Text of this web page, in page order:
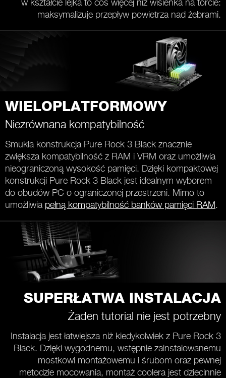
maksymalizuje przepływ powietrza nad żebrami.
WIELOPLATFORMOWY
Niezrównana kompatybilność
Smukła konstrukcja Pure Rock 3 Black znacznie
zwiększa kompatybilność z RAM i VRM oraz umożliwia
nieograniczoną wysokość pamięci. Dzięki kompaktowej
konstrukcji Pure Rock 3 Black jest idealnym wyborem
do obudów PC o ograniczonej przestrzeni. Mimo to
umożliwia pełną kompatybilność banków pamięci RAM.
SUPERŁATWA INSTALACJA
Żaden tutorial nie jest potrzebny
Instalacja jest łatwiejsza niż kiedykolwiek z Pure Rock 3
Black. Dzięki wygodnemu, wstępnie zainstalowanemu
mostkowi montażowemu i śrubom oraz pewnej
metodzie mocowania, montaż coolera jest dziecinnie